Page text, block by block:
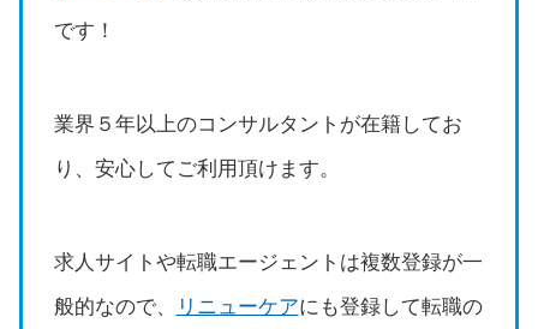
です！
業界５年以上のコンサルタントが在籍してお
り、安心してご利用頂けます。
求人サイトや転職エージェントは複数登録が一
般的なので、
リニューケアにも登録して転職の